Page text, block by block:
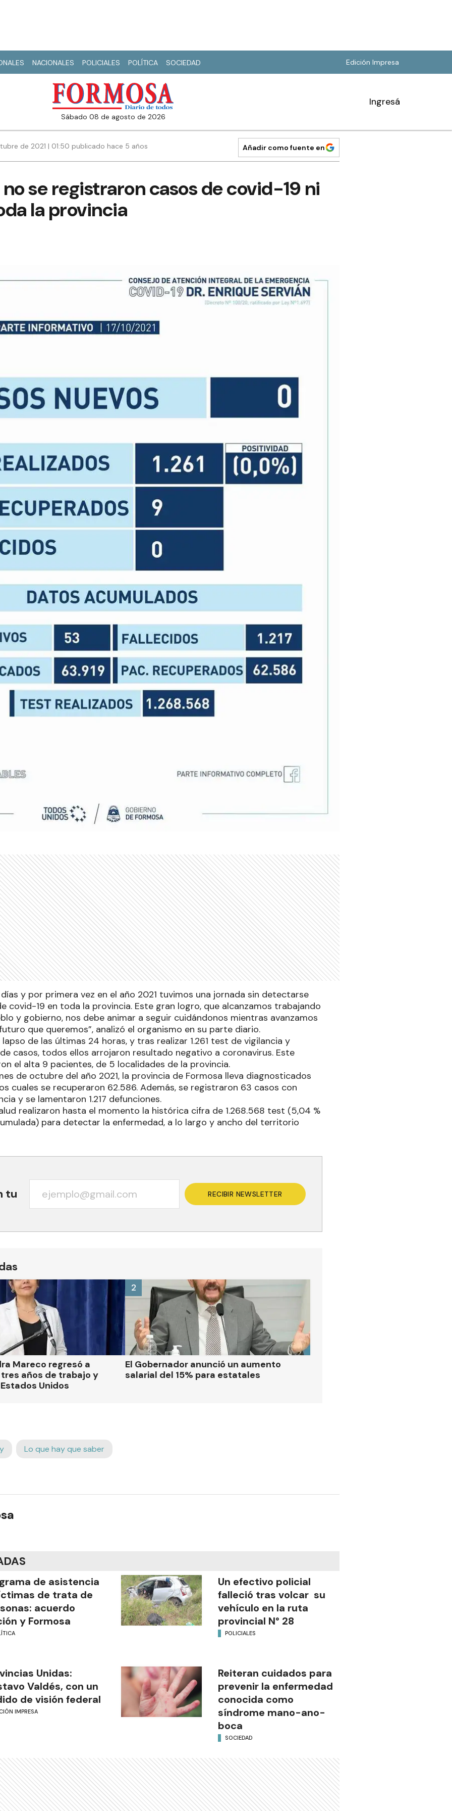
NACIONALES POLICIALES POLÍTICA SOCIEDAD Edición Impresa
sábado 08 de agosto de 2026
Ingresá
de 2021 | 01:50 publicado hace 5 años Añadir como fuente en
no se registraron casos de covid-19 ni
la provincia
días y por primera vez en el año 2021 tuvimos una jornada sin detectarse
covid-19 en toda la provincia. Este gran logro, que alcanzamos trabajando
y gobierno, nos debe animar a seguir cuidándonos mientras avanzamos
que queremos”, analizó el organismo en su parte diario.
de las últimas 24 horas, y tras realizar 1.261 test de vigilancia y
casos, todos ellos arrojaron resultado negativo a coronavirus. Este
el alta 9 pacientes, de 5 localidades de la provincia.
de octubre del año 2021, la provincia de Formosa lleva diagnosticados
cuales se recuperaron 62.586. Además, se registraron 63 casos con
y se lamentaron 1.217 defunciones.
realizaron hasta el momento la histórica cifra de 1.268.568 test (5,04 %
para detectar la enfermedad, a lo largo y ancho del territorio
tu RECIBIR NEWSLETTER
Mareco regresó a
años de trabajo y
Unidos
El Gobernador anunció un aumento
salarial del 15% para estatales
2
Lo que hay que saber
de asistencia
de trata de
acuerdo
y Formosa
Un efectivo policial
falleció tras volcar su
vehículo en la ruta
provincial N° 28
POLICIALES
Unidas:
Valdés, con un
de visión federal
IMPRESA
Reiteran cuidados para
prevenir la enfermedad
conocida como
síndrome mano-ano-
boca
SOCIEDAD